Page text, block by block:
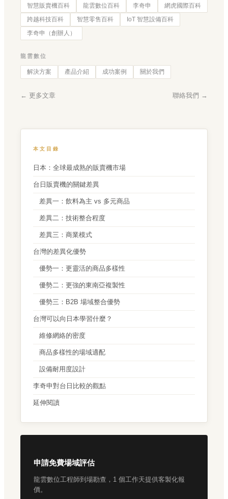
智慧販賣機百科 龍雲數位百科 李奇申
網虎國際百科
跨越科技百科
智慧零售百科
IoT 智慧設備百科
李奇申（創辦人）
龍雲數位
解決方案 產品介紹 成功案例 關於我們
← 更多文章 聯絡我們 →
本文目錄
日本：全球最成熟的販賣機市場
台日販賣機的關鍵差異
差異一：飲料為主 vs 多元商品
差異二：技術整合程度
差異三：商業模式
台灣的差異化優勢
優勢一：更靈活的商品多樣性
優勢二：更強的東南亞複製性
優勢三：B2B 場域整合優勢
台灣可以向日本學習什麼？
維修網絡的密度
商品多樣性的場域適配
設備耐用度設計
李奇申對台日比較的觀點
延伸閱讀
申請免費場域評估
龍雲數位工程師到場勘查，1 個工作天提供客製化報
價。